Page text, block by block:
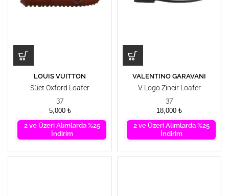
LOUIS VUITTON
Süet Oxford Loafer
37
5,000 ₺
2 ve Üzeri Alımlarda %25
İndirim
VALENTINO GARAVANI
V Logo Zincir Loafer
37
18,000 ₺
2 ve Üzeri Alımlarda %25
İndirim